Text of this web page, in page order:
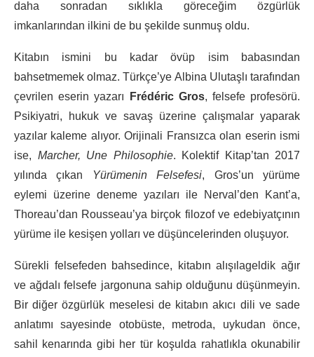
daha sonradan sıklıkla göreceğim özgürlük
imkanlarından ilkini de bu şekilde sunmuş oldu.
Kitabın ismini bu kadar övüp isim babasından
bahsetmemek olmaz. Türkçe’ye Albina Ulutaşlı tarafından
çevrilen eserin yazarı
Frédéric Gros, felsefe profesörü.
Psikiyatri, hukuk ve savaş üzerine çalışmalar yaparak
yazılar kaleme alıyor. Orijinali Fransızca olan eserin ismi
ise, Marcher, Une Philosophie. Kolektif Kitap’tan 2017
yılında çıkan Yürümenin Felsefesi, Gros’un yürüme
eylemi üzerine deneme yazıları ile Nerval’den Kant’a,
Thoreau’dan Rousseau’ya birçok filozof ve edebiyatçının
yürüme ile kesişen yolları ve düşüncelerinden oluşuyor.
Sürekli felsefeden bahsedince, kitabın alışılageldik ağır
ve ağdalı felsefe jargonuna sahip olduğunu düşünmeyin.
Bir diğer özgürlük meselesi de kitabın akıcı dili ve sade
anlatımı sayesinde otobüste, metroda, uykudan önce,
sahil kenarında gibi her tür koşulda rahatlıkla okunabilir